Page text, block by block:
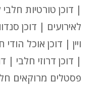
| דוכן טורטיות
לאירועים | דוכן
ויין | דוכן אוכל הודי
| דוכן דרוזי חלבי |
פסטלים מרוקאים